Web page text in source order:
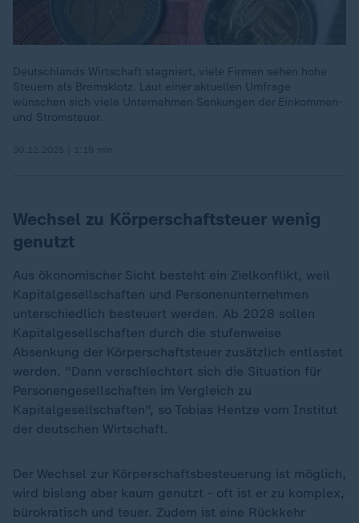
Deutschlands Wirtschaft stagniert, viele Firmen sehen hohe
Steuern als Bremsklotz. Laut einer aktuellen Umfrage
wünschen sich viele Unternehmen Senkungen der Einkommen-
und Stromsteuer.
Wechsel zu Körperschaftsteuer wenig
genutzt
Aus ökonomischer Sicht besteht ein Zielkonflikt, weil
Kapitalgesellschaften und Personenunternehmen
unterschiedlich besteuert werden. Ab 2028 sollen
Kapitalgesellschaften durch die stufenweise
Absenkung der Körperschaftsteuer zusätzlich entlastet
werden. "Dann verschlechtert sich die Situation für
Personengesellschaften im Vergleich zu
Kapitalgesellschaften", so Tobias Hentze vom Institut
der deutschen Wirtschaft.
Der Wechsel zur Körperschaftsbesteuerung ist möglich,
wird bislang aber kaum genutzt - oft ist er zu komplex,
bürokratisch und teuer. Zudem ist eine Rückkehr